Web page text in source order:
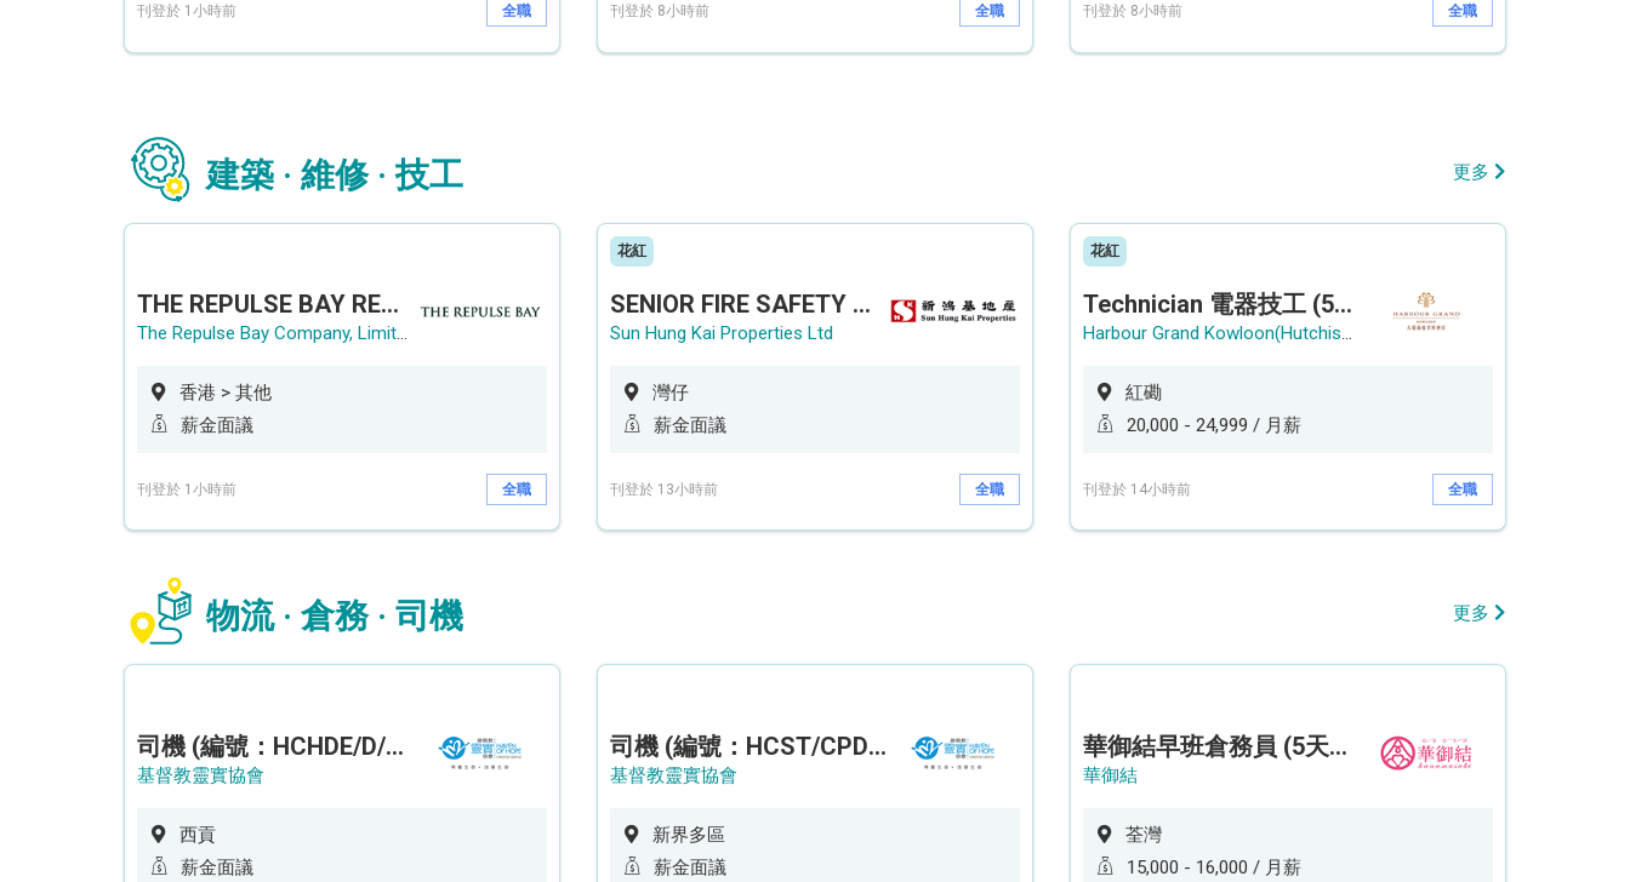
刊登於 1小時前 全職 刊登於 8小時前 全職 刊登於 8小時前 全職
建築 · 維修 · 技工 更多
THE REPULSE BAY RECRUITMENT DAY 淺水灣影灣園人才招聘會
The Repulse Bay Company, Limited
香港 > 其他
薪金面議
刊登於 1小時前 全職
花紅
SENIOR FIRE SAFETY OFFICER / FIRE SAFETY OFFICER
Sun Hung Kai Properties Ltd
灣仔
薪金面議
刊登於 13小時前 全職
花紅
Technician 電器技工 (5-Day Work Week)
Harbour Grand Kowloon(Hutchison Hotel Hong Kong Limited)
紅磡
20,000 - 24,999 / 月薪
刊登於 14小時前 全職
物流 · 倉務 · 司機 更多
司機 (編號：HCHDE/D/CTE)
基督教靈實協會
西貢
薪金面議
司機 (編號：HCST/CPD/CTE)
基督教靈實協會
新界多區
薪金面議
華御結早班倉務員 (5天工作週)
華御結
荃灣
15,000 - 16,000 / 月薪